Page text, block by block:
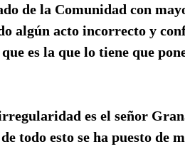
de la Comunidad con
algún acto incorrecto y
es la que lo tiene que
es el señor
todo esto se ha puesto de